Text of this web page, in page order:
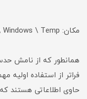
مکان: C: \ Windows \ Temp
همانطور که از نامش
فراتر از استفاده
حاوی اطلاعاتی هستند